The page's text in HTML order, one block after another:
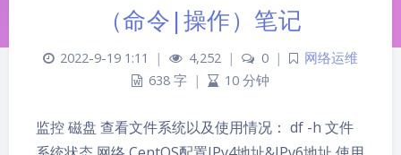
（命令|操作）笔记
2022-9-19 1:11 | 4,252 | 0 |
网络运维
638 字 | 10 分钟
监控 磁盘 查看文件系统以及使用情况： df -h 文件